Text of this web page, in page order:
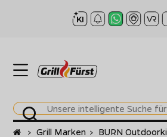
Startseite
> Grill Marken > BURN